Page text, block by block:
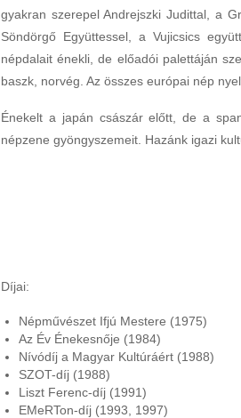
gyakran szerepel Andrejszki Judittal, a
Söndörgő Együttessel, a Vujicsics
népdalait énekli, de előadói palettáján
baszk, norvég. Az összes európai nép
Énekelt a japán császár előtt, de a
népzene gyöngyszemeit. Hazánk igazi
Díjai:
Népművészet Ifjú Mestere (1975)
Az Év Énekesnője (1984)
Nívódíj a Magyar Kultúráért (1988)
SZOT-díj (1988)
Liszt Ferenc-díj (1991)
EMeRTon-díj (1993, 1997)